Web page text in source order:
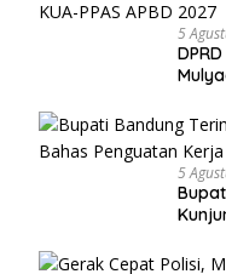
5
5